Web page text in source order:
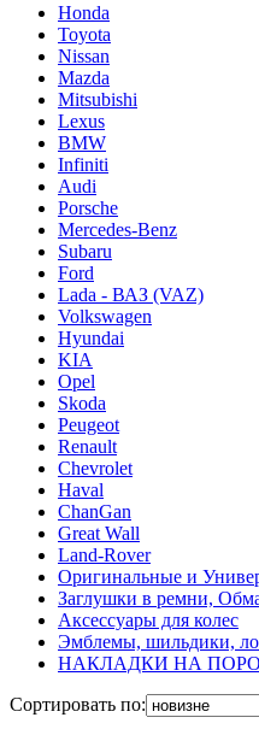
Honda
Toyota
Nissan
Mazda
Mitsubishi
Lexus
BMW
Infiniti
Audi
Porsche
Mercedes-Benz
Subaru
Ford
Lada - ВАЗ (VAZ)
Volkswagen
Hyundai
KIA
Opel
Skoda
Peugeot
Renault
Chevrolet
Haval
ChanGan
Great Wall
Land-Rover
Оригинальные и
Заглушки в ремни,
Аксессуары для колес
Эмблемы, шильдики,
НАКЛАДКИ НА
Сортировать по: